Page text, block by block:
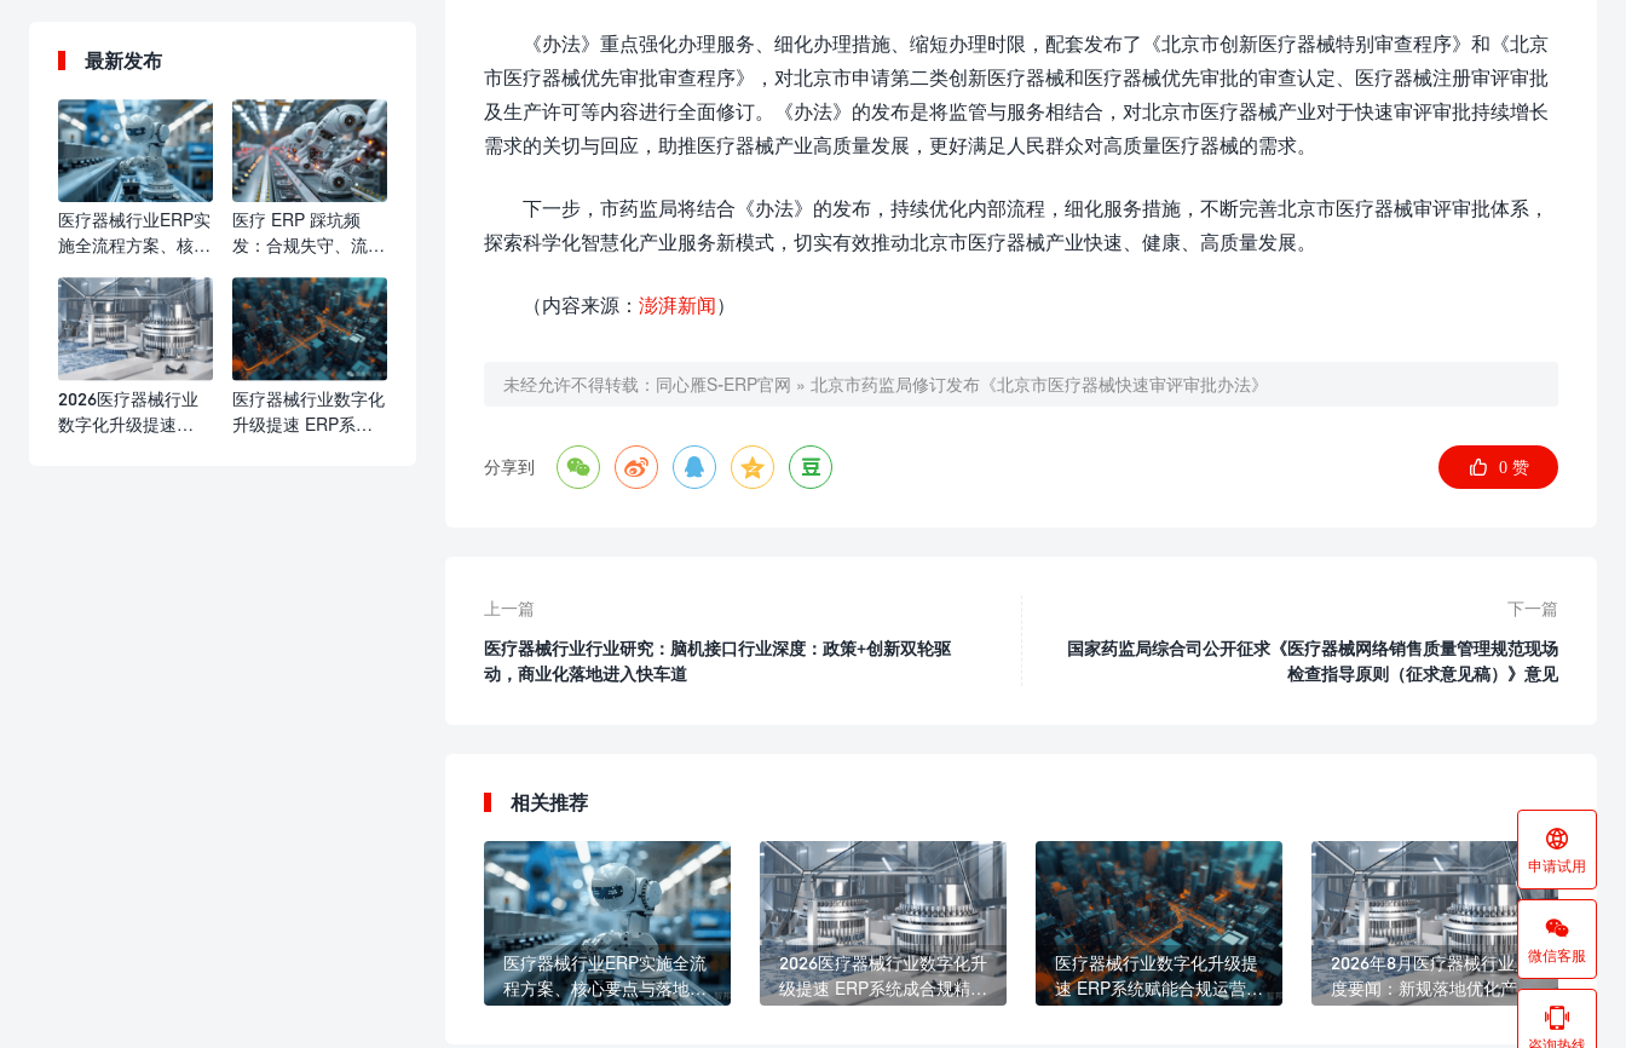
《办法》重点强化办理服务、细化办理措施、缩短办理时限，配套发布了《北京市创新医疗器械特别审查程序》和《北京
市医疗器械优先审批审查程序》，对北京市申请第二类创新医疗器械和医疗器械优先审批的审查认定、医疗器械注册审评审批
及生产许可等内容进行全面修订。《办法》的发布是将监管与服务相结合，对北京市医疗器械产业对于快速审评审批持续增长
需求的关切与回应，助推医疗器械产业高质量发展，更好满足人民群众对高质量医疗器械的需求。
下一步，市药监局将结合《办法》的发布，持续优化内部流程，细化服务措施，不断完善北京市医疗器械审评审批体系，
探索科学化智慧化产业服务新模式，切实有效推动北京市医疗器械产业快速、健康、高质量发展。
（内容来源： 澎湃新闻）
未经允许不得转载： 同心雁S-ERP官网 » 北京市药监局修订发布《北京市医疗器械快速审评审批办法》
分享到       0 赞
上一篇
医疗器械行业行业研究：脑机接口行业深度：政策+创新双轮驱
动，商业化落地进入快车道
下一篇
国家药监局综合司公开征求《医疗器械网络销售质量管理规范现场
检查指导原则（征求意见稿）》意见
相关推荐
医疗器械行业ERP实施全流
程方案、核心要点与落地价
2026医疗器械行业数字化升
级提速 ERP系统成合规精益
医疗器械行业数字化升级提
速 ERP系统赋能合规运营与
2026年8月医疗器械行业月
度要闻：新规落地优化产业
最新发布
医疗器械行业ERP实
施全流程方案、核心
医疗 ERP 踩坑频
发：合规失守、流程
业亟需标准化选型与
实施防线
2026医疗器械行业
数字化升级提速
医疗器械行业数字化
升级提速 ERP系统

申请试用

微信客服
